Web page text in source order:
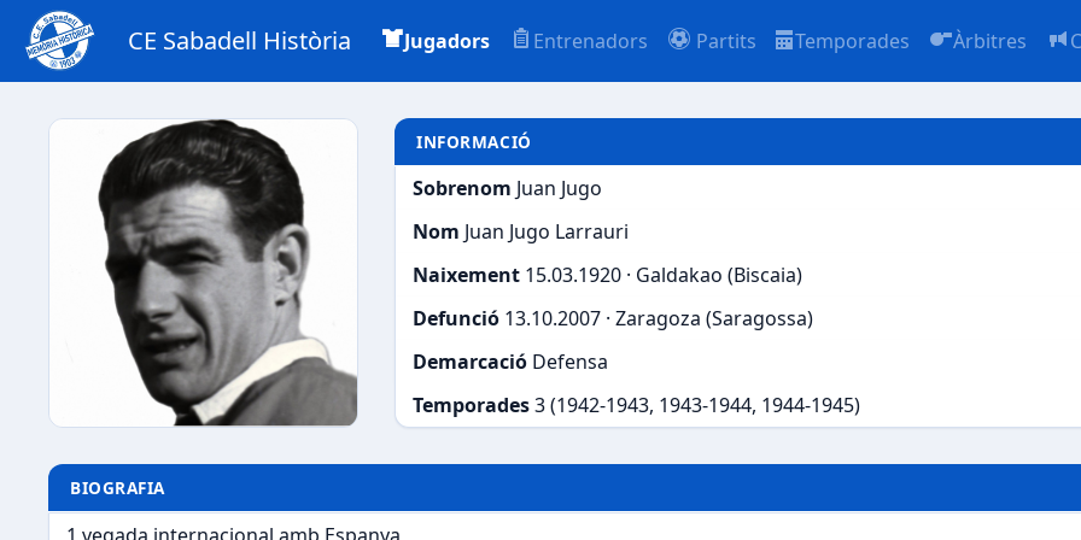
CE Sabadell Història Jugadors Entrenadors Partits Temporades Àrbitres
INFORMACIÓ
Sobrenom Juan Jugo
Nom Juan Jugo Larrauri
Naixement 15.03.1920 · Galdakao (Biscaia)
Defunció 13.10.2007 · Zaragoza (Saragossa)
Demarcació Defensa
Temporades3 (1942-1943, 1943-1944, 1944-1945)
BIOGRAFIA